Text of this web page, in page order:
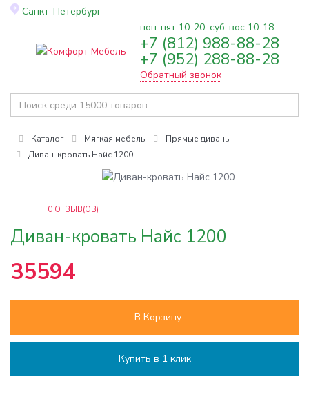
Санкт-Петербург
Toggle
пон-пят 10-20, суб-вос 10-18
+7 (812) 988-88-28
+7 (952) 288-88-28
Обратный звонок
Каталог Мягкая мебель
Прямые диваны
Диван-кровать Найс 1200
0 ОТЗЫВ(ОВ)
Диван-кровать Найс 1200
35594
В Корзину
Купить в 1 клик